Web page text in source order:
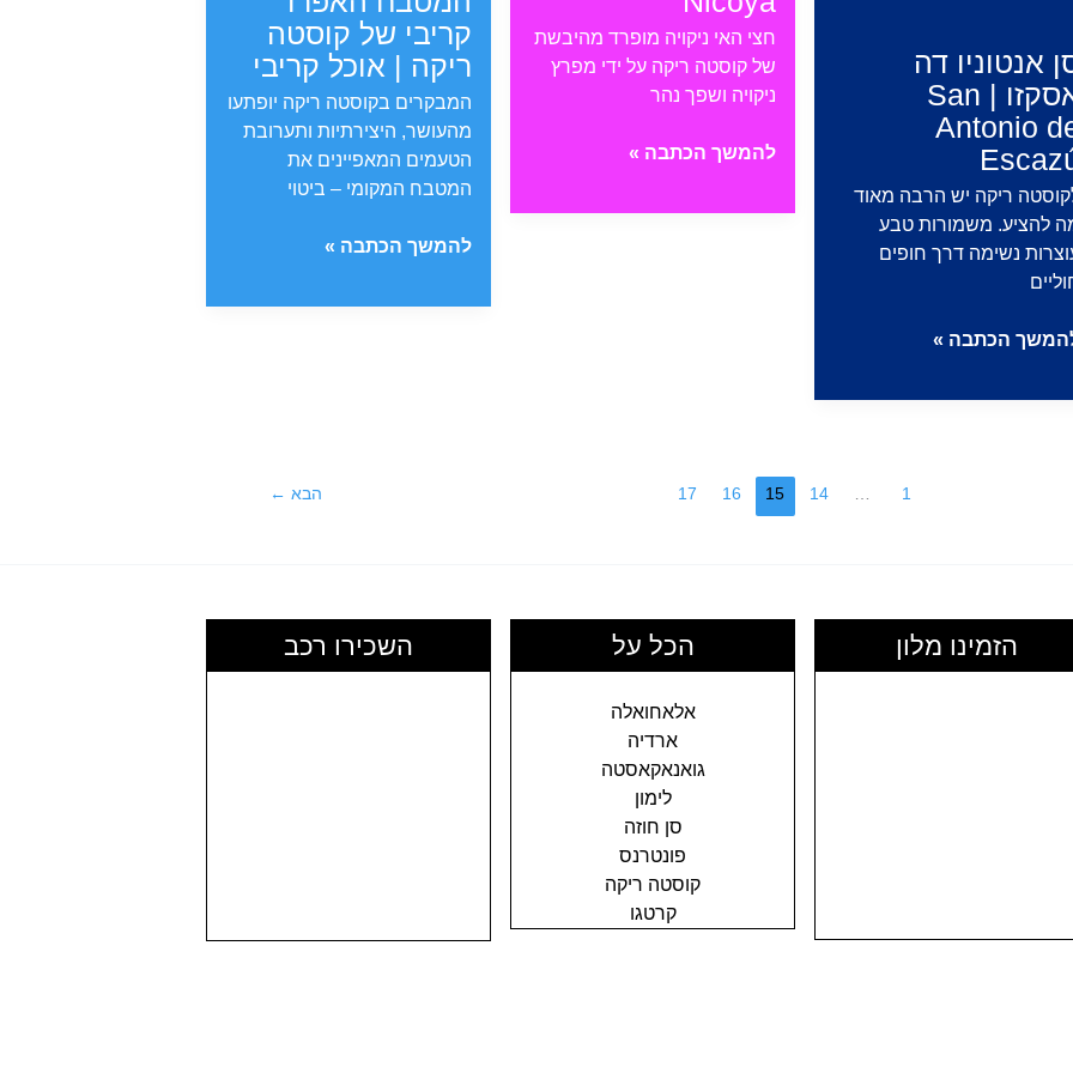
חצי האי ניקויה מופרד מהיבשת
של קוסטה ריקה על ידי מפרץ
ניקויה ושפך נהר
חצי
ניקויה
להמשך הכתבה »
קריבי של קוסטה
ריקה | אוכל קריבי
המבקרים בקוסטה ריקה יופתעו
מהעושר, היצירתיות ותערובת
הטעמים המאפיינים את
המטבח המקומי – ביטוי
המטבח
קריבי
להמשך הכתבה »
אנטוניו דה
אסקזו | San
Antonio
ריקה יש הרבה מאוד
להציע. משמורות טבע
נשימה דרך חופים
הכתבה »
1
…
14
15
16
17 הבא ←
הזמינו מלון הכל על
אלאחואלה
ארדיה
גואנאקאסטה
לימון
סן חוזה
פונטרנס
קוסטה ריקה
קרטגו
השכירו רכב